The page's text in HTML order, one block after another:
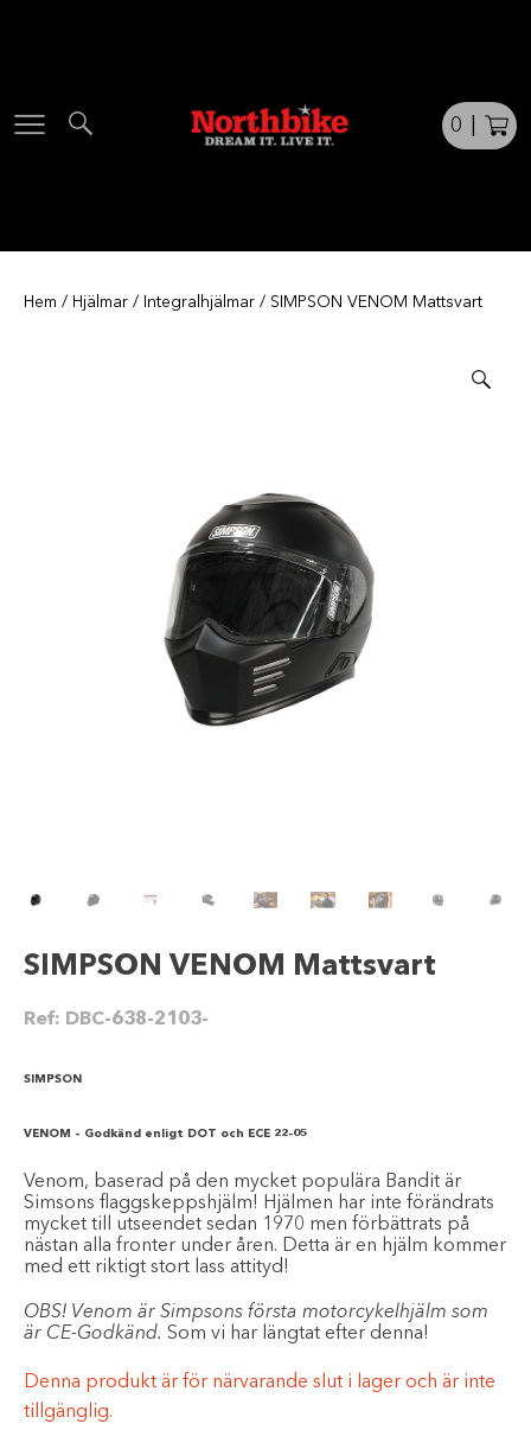
0
Hem / Hjälmar / Integralhjälmar / SIMPSON VENOM Mattsvart
SIMPSON VENOM Mattsvart
Ref: DBC-638-2103-
SIMPSON
VENOM – Godkänd enligt DOT och ECE 22-05
Venom, baserad på den mycket populära Bandit är
Simsons flaggskeppshjälm! Hjälmen har inte förändrats
mycket till utseendet sedan 1970 men förbättrats på
nästan alla fronter under åren. Detta är en hjälm kommer
med ett riktigt stort lass attityd!
OBS! Venom är Simpsons första motorcykelhjälm som
är CE-Godkänd. Som vi har längtat efter denna!
Denna produkt är för närvarande slut i lager och är inte
tillgänglig.